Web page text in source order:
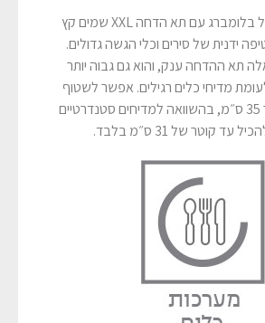
מדיחי הכלים של בלומברג עם תא הדחה XXL שמים קץ
ידנית של סירים וכלי הגשה גדולים.
תא ההדחה ענק, והוא גם גבוה יותר
מדיחי כלים רגילים. אפשר לשטוף
בו צלחות בקוטר 35 ס״מ, בהשוואה למדיחים סטנדרטיים
עד קוטר של 31 ס״מ בלבד.